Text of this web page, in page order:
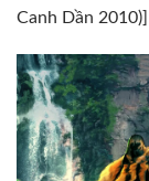
Canh Dần 2010)]